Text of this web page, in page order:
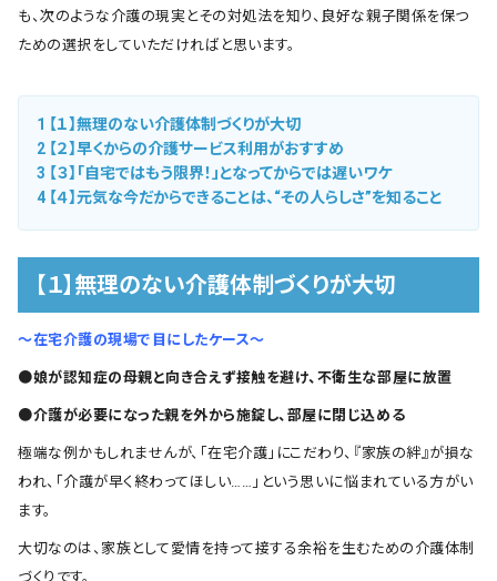
も、次のような介護の現実とその対処法を知り、良好な親子関係を保つ
ための選択をしていただければと思います。
1
【１】無理のない介護体制づくりが大切
2 【２】早くからの介護サービス利用がおすすめ
3 【３】「自宅ではもう限界！」となってからでは遅いワケ
4 【４】元気な今だからできることは、“その人らしさ”を知ること
【１】無理のない介護体制づくりが大切
～在宅介護の現場で目にしたケース～
●娘が認知症の母親と向き合えず接触を避け、不衛生な部屋に放置
●介護が必要になった親を外から施錠し、部屋に閉じ込める
極端な例かもしれませんが、「在宅介護」にこだわり、『家族の絆』が損な
われ、「介護が早く終わってほしい……」という思いに悩まれている方がい
ます。
大切なのは、家族として愛情を持って接する余裕を生むための介護体制
づくりです。